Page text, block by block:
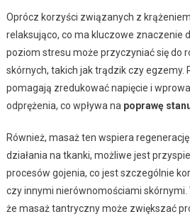
Oprócz korzyści związanych z
relaksująco, co ma kluczowe znaczenie
poziom stresu może przyczyniać się do
skórnych, takich jak trądzik czy egzemy.
pomagają zredukować napięcie i
odprężenia, co wpływa na poprawę
Również, masaż ten wspiera
działania na tkanki, możliwe jest
procesów gojenia, co jest szczególnie
czy innymi nierównomościami
że masaż tantryczny może zwiększać